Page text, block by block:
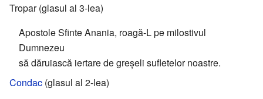
Tropar (glasul al 3-lea)
Apostole Sfinte Anania, roagă-L pe milostivul
Dumnezeu
să dăruiască iertare de greșeli sufletelor noastre.
Condac (glasul al 2-lea)